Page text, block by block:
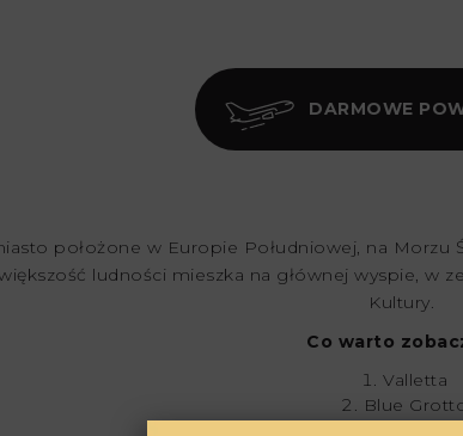
DARMOWE
położone w Europie Południowej, na Morzu
ludności mieszka na głównej wyspie, w
Kultury.
Co warto
Valletta
Blue